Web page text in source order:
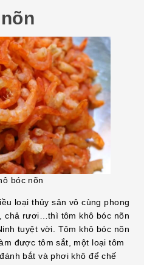
bóc nõn
loại thủy sản vô cùng phong
chả rươi…thì tôm khô bóc nõn
tuyệt vời. Tôm khô bóc nõn
được tôm sắt, một loại tôm
bắt và phơi khô để chế